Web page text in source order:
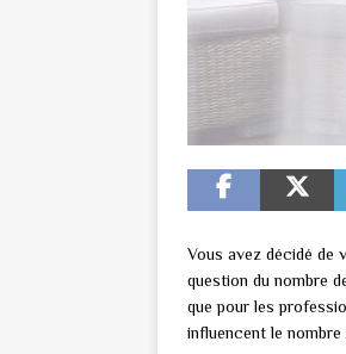
Vous avez décidé de
question du nombre
que pour les
influencent le